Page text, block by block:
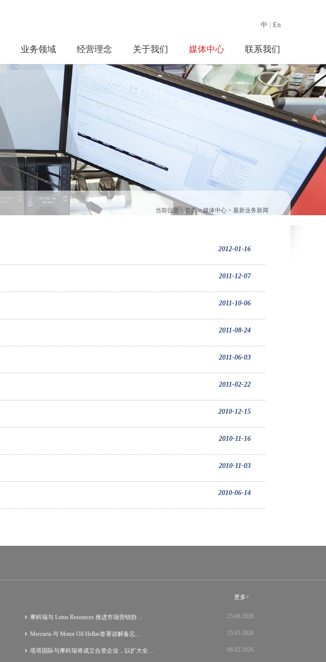
中 En
业务领域 经营理念 关于我们 媒体中心 联系我们
当前位置：首页>媒体中心 > 最新业务新闻
2012-01-16
2011-12-07
2011-10-06
2011-08-24
2011-06-03
2011-02-22
2010-12-15
2010-11-16
2010-11-03
2010-06-14
更多>
摩科瑞与 Lotus Resources 推进市场营销协… 25.06.2026
Mercuria 与 Motor Oil Hellas签署谅解备忘… 25.05.2026
塔塔国际与摩科瑞将成立合资企业，以扩大全… 06.02.2026